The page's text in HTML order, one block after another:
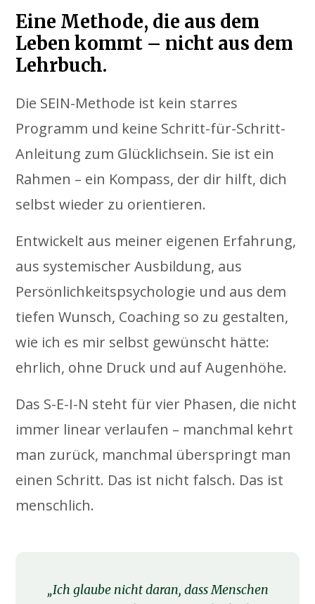
Eine Methode, die aus dem
Leben kommt – nicht aus dem
Lehrbuch.
Die SEIN-Methode ist kein starres
Programm und keine Schritt-für-Schritt-
Anleitung zum Glücklichsein. Sie ist ein
Rahmen – ein Kompass, der dir hilft, dich
selbst wieder zu orientieren.
Entwickelt aus meiner eigenen Erfahrung,
aus systemischer Ausbildung, aus
Persönlichkeitspsychologie und aus dem
tiefen Wunsch, Coaching so zu gestalten,
wie ich es mir selbst gewünscht hätte:
ehrlich, ohne Druck und auf Augenhöhe.
Das S-E-I-N steht für vier Phasen, die nicht
immer linear verlaufen – manchmal kehrt
man zurück, manchmal überspringt man
einen Schritt. Das ist nicht falsch. Das ist
menschlich.
„Ich glaube nicht daran, dass Menschen